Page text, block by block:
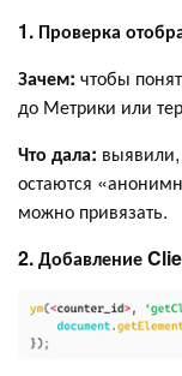
1. Проверка
Зачем: чтобы
до Метрики или
Что дала:
остаются
можно привязать.
2. Добавление